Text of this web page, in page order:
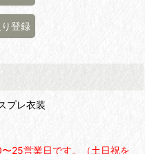
登録
プレ衣装
25営業日です。（土日祝を